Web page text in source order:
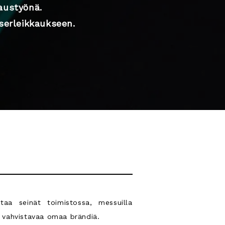
seinät toimistossa, messuilla
omaa brändiä.